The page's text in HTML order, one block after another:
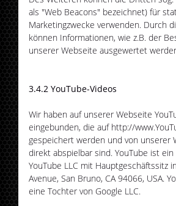
als "Web Beacons" bezeichnet) für
Marketingzwecke verwenden. Durch
können Informationen, wie z.B. der
unserer Webseite ausgewertet
3.4.2 YouTube-Videos
Wir haben auf unserer Webseite
eingebunden, die auf http://
gespeichert werden und von unserer
direkt abspielbar sind. YouTube ist
YouTube LLC mit Hauptgeschäftssitz
Avenue, San Bruno, CA 94066, USA.
eine Tochter von Google LLC.